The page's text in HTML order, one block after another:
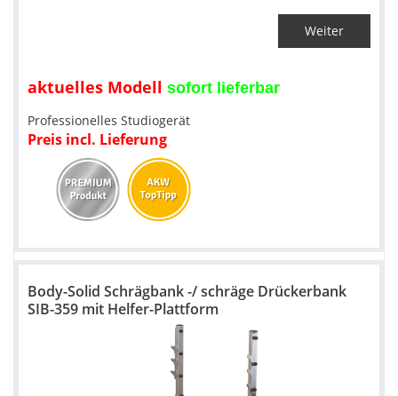
Weiter
aktuelles Modell sofort lieferbar
Professionelles Studiogerät
Preis incl. Lieferung
Body-Solid Schrägbank -/ schräge Drückerbank
SIB-359 mit Helfer-Plattform